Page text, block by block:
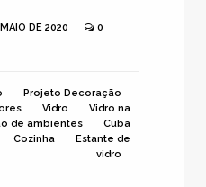
DE 2020 0
Projeto Decoração
Vidro
Vidro na
de ambientes
Cuba
Cozinha
Estante de
vidro